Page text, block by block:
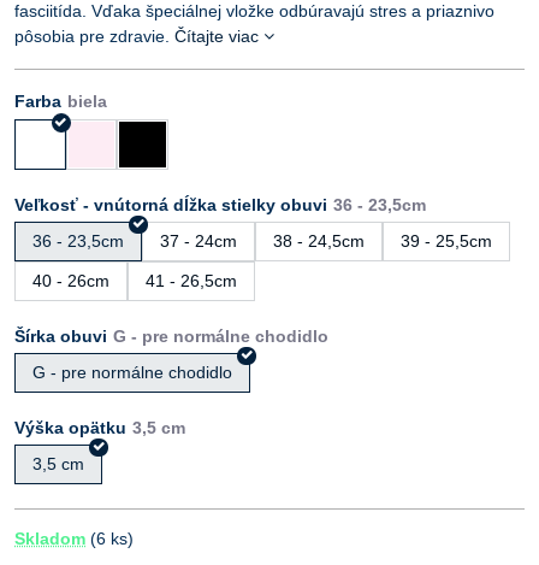
fasciitída. Vďaka špeciálnej vložke odbúravajú stres a priaznivo
pôsobia pre zdravie. Čítajte viac
Farba
Veľkosť - vnútorná dĺžka stielky obuvi
36 - 23,5cm
37 - 24cm 38 - 24,5cm 39 - 25,5cm
40 - 26cm 41 - 26,5cm
Šírka obuvi
G - pre normálne chodidlo
Výška opätku
3,5 cm
Skladom (6 ks)